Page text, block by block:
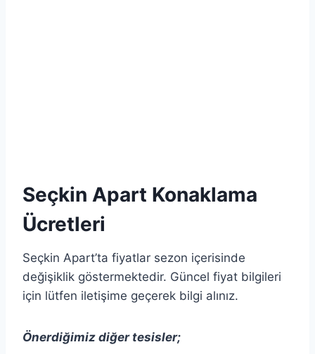
Seçkin Apart Konaklama
Ücretleri
Seçkin Apart’ta fiyatlar sezon içerisinde
değişiklik göstermektedir. Güncel fiyat bilgileri
için lütfen iletişime geçerek bilgi alınız.
Önerdiğimiz diğer tesisler;